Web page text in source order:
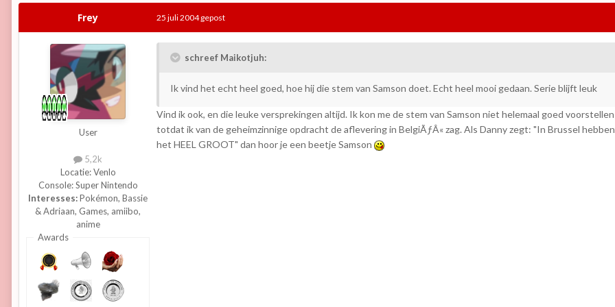
Frey
User
5,2k
Locatie:Venlo
Console:Super Nintendo
Interesses:Pokémon, Bassie
& Adriaan, Games, amiibo,
anime
Awards
25 juli 2004gepost
schreef Maikotjuh:
Ik vind het echt heel goed, hoe hij die stem van Samson doet. Echt heel mooi gedaan. Serie blijft leuk
Vind ik ook, en die leuke versprekingen altijd. Ik kon me de stem van Samson niet helemaal goed voorstellen
totdat ik van de geheimzinnige opdracht de aflevering in BelgiÃƒÂ« zag. Als Danny zegt: "In Brussel
het HEEL GROOT" dan hoor je een beetje Samson